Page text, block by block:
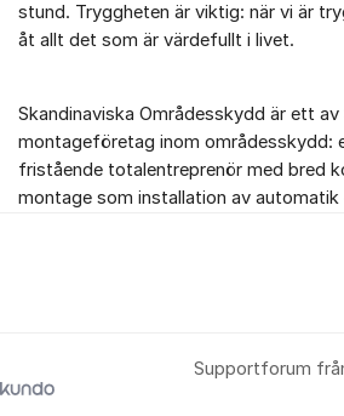
stund. Tryggheten är viktig: när vi är
åt allt det som är värdefullt i livet.
Skandinaviska Områdesskydd är ett
montageföretag inom områdesskydd:
fristående totalentreprenör med bred
montage som installation av
Supportforum